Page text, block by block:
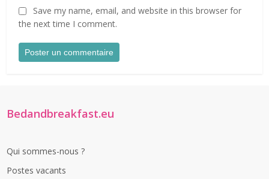
Save my name, email, and website in this browser for
the next time I comment.
Bedandbreakfast.eu
Qui sommes-nous ?
Postes vacants